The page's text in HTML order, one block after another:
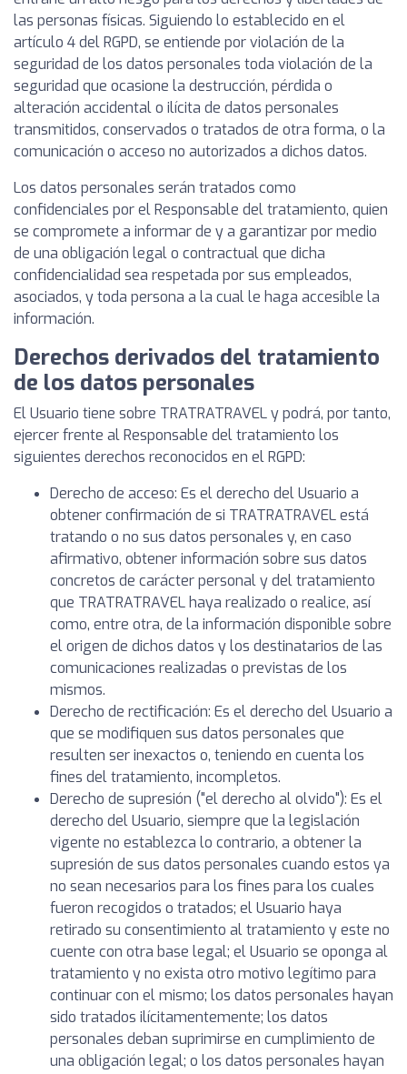
las personas físicas. Siguiendo lo establecido en el
artículo 4 del RGPD, se entiende por violación de la
seguridad de los datos personales toda violación de la
seguridad que ocasione la destrucción, pérdida o
alteración accidental o ilícita de datos personales
transmitidos, conservados o tratados de otra forma, o la
comunicación o acceso no autorizados a dichos datos.
Los datos personales serán tratados como
confidenciales por el Responsable del tratamiento, quien
se compromete a informar de y a garantizar por medio
de una obligación legal o contractual que dicha
confidencialidad sea respetada por sus empleados,
asociados, y toda persona a la cual le haga accesible la
información.
Derechos derivados del tratamiento
de los datos personales
El Usuario tiene sobre TRATRATRAVEL y podrá, por tanto,
ejercer frente al Responsable del tratamiento los
siguientes derechos reconocidos en el RGPD:
Derecho de acceso: Es el derecho del Usuario a
obtener confirmación de si TRATRATRAVEL está
tratando o no sus datos personales y, en caso
afirmativo, obtener información sobre sus datos
concretos de carácter personal y del tratamiento
que TRATRATRAVEL haya realizado o realice, así
como, entre otra, de la información disponible sobre
el origen de dichos datos y los destinatarios de las
comunicaciones realizadas o previstas de los
mismos.
Derecho de rectificación: Es el derecho del Usuario a
que se modifiquen sus datos personales que
resulten ser inexactos o, teniendo en cuenta los
fines del tratamiento, incompletos.
Derecho de supresión ("el derecho al olvido"): Es el
derecho del Usuario, siempre que la legislación
vigente no establezca lo contrario, a obtener la
supresión de sus datos personales cuando estos ya
no sean necesarios para los fines para los cuales
fueron recogidos o tratados; el Usuario haya
retirado su consentimiento al tratamiento y este no
cuente con otra base legal; el Usuario se oponga al
tratamiento y no exista otro motivo legítimo para
continuar con el mismo; los datos personales hayan
sido tratados ilícitamentemente; los datos
personales deban suprimirse en cumplimiento de
una obligación legal; o los datos personales hayan